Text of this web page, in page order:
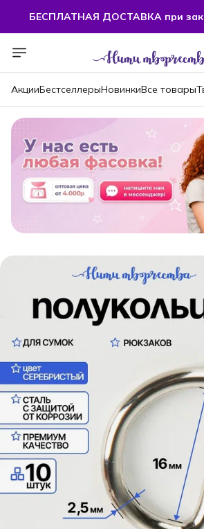
БЕСПЛАТНАЯ ДОСТАВКА при
БЕСПЛАТНАЯ ДОСТАВКА при
АкцииБестселлерыНовинкиВсе товары